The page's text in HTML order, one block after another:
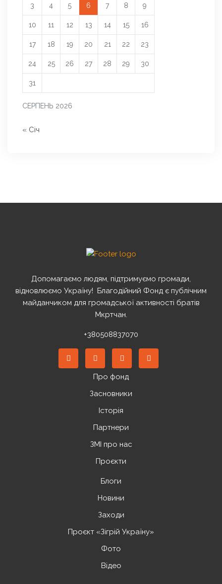
СЕРПЕНЬ 2026
3 4 5 6 7 8 9
10 11 12 13 14 15 16
17 18 19 20 21 22 23
24 25 26 27 28 29 30
31
« Січ
Допомагаємо людям, підтримуємо громади,
відновлюємо Україну! ️ Благодійний Фонд є публічним
майданчиком для громадської активності братів
Мкртчан.
+380508837070
Про фонд
Засновники
Історія
Партнери
ЗМІ про нас
Проєкти
Блоги
Новини
Заходи
Проєкт «Зігрій Україну»
Фото
Відео